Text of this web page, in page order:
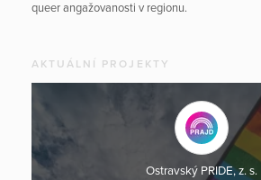
queer angažovanosti v regionu.
AKTUÁLNÍ PROJEKTY
Ostravský PRIDE, z. s.